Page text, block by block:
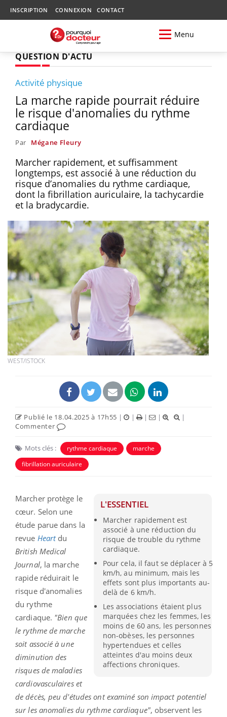
INSCRIPTION CONNEXION CONTACT
Menu
QUESTION D'ACTU
Activité physique
La marche rapide pourrait réduire
le risque d'anomalies du rythme
cardiaque
Par Mégane Fleury
Marcher rapidement, et suffisamment
longtemps, est associé à une réduction du
risque d’anomalies du rythme cardiaque,
dont la fibrillation auriculaire, la tachycardie
et la bradycardie.
WEST/ISTOCK
Publié le 18.04.2025 à 17h55 | | | |
|
Commenter
Mots clés : rythme cardiaque
marche
fibrillation auriculaire
L'ESSENTIEL
Marcher rapidement est
associé à une réduction du
risque de trouble du rythme
cardiaque.
Pour cela, il faut se déplacer à 5
km/h, au minimum, mais les
effets sont plus importants au-
delà de 6 km/h.
Les associations étaient plus
marquées chez les femmes, les
moins de 60 ans, les personnes
non-obèses, les personnes
hypertendues et celles
atteintes d'au moins deux
affections chroniques.
Marcher protège le
cœur. Selon une
étude parue dans la
revue Heartdu
British Medical
Journal, la marche
rapide réduirait le
risque d'anomalies
du rythme
cardiaque. "Bien que
le rythme de marche
soit associé à une
diminution des
risques de maladies
cardiovasculaires et
de décès, peu d'études ont examiné son impact potentiel
sur les anomalies du rythme cardiaque", observent les